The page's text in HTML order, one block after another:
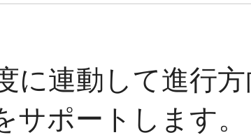
に連動して進行方
サポートします。